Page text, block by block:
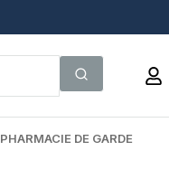
PHARMACIE DE GARDE